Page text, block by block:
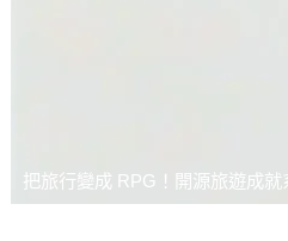
把旅行變成 RPG！開源旅遊成